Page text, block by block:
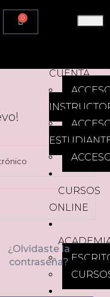
0
CUENTA
CURSOS
ONLINE
¿Olvidaste la
contraseña?